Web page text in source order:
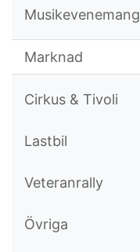
Musikevenemang
Marknad
Cirkus & Tivoli
Lastbil
Veteranrally
Övriga